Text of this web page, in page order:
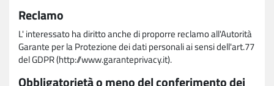
Reclamo
L' interessato ha diritto anche di proporre reclamo all'Autorità
Garante per la Protezione dei dati personali ai sensi dell'art.77
del GDPR (http://www.garanteprivacy.it).
Obbligatorietà o meno del conferimento dei